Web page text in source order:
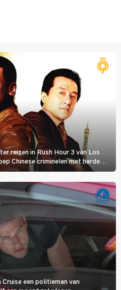
reizen in Rush Hour 3 van Los
Chinese criminelen met harde
een politieman van